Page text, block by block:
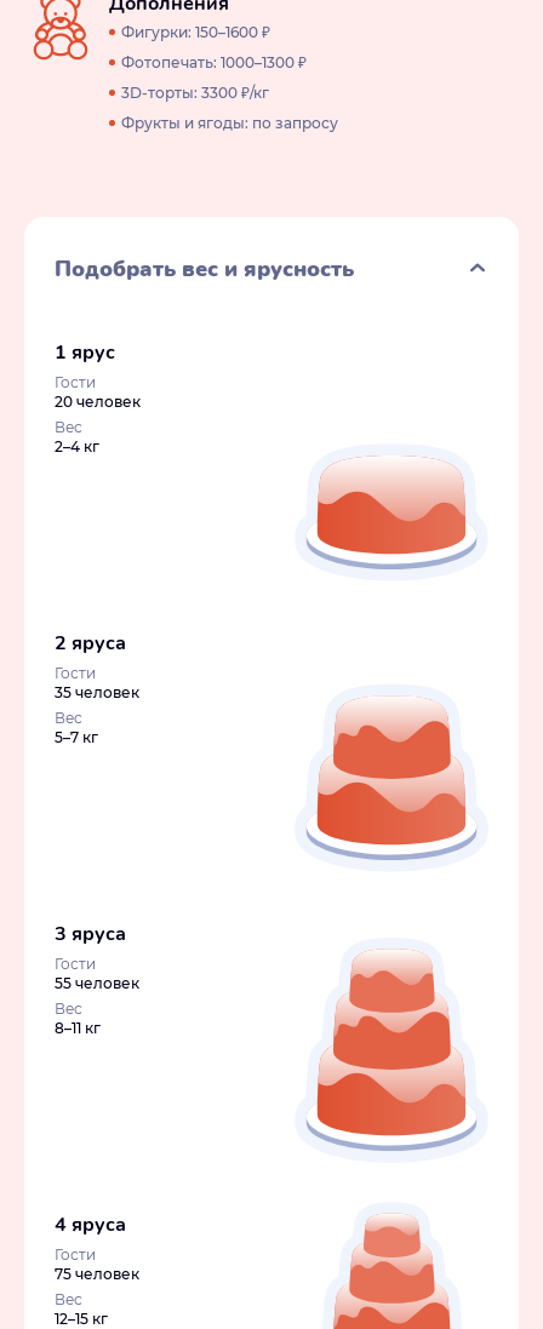
Фигурки: 150–1600 ₽
Фотопечать: 1000–1300 ₽
3D-торты: 3300 ₽/кг
Фрукты и ягоды: по запросу
Подобрать вес и ярусность
1 ярус
Гости
20 человек
Вес
2–4 кг
2 яруса
Гости
35 человек
Вес
5–7 кг
3 яруса
Гости
55 человек
Вес
8–11 кг
4 яруса
Гости
75 человек
Вес
12–15 кг